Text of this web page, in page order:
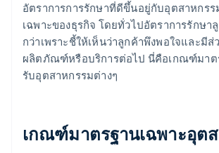
อัตราการการรักษาที่ดีขึ้นอยู่กับอุตสาหกร
เฉพาะของธุรกิจ โดยทั่วไปอัตราการรักษา
กว่าเพราะชี้ให้เห็นว่าลูกค้าพึงพอใจและมีส่
ผลิตภัณฑ์หรือบริการต่อไป นี่คือเกณฑ์มาต
รับอุตสาหกรรมต่างๆ
เกณฑ์มาตรฐานเฉพาะอุต